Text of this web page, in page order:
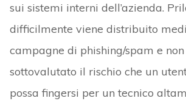
sui sistemi interni dell’azienda.
difficilmente viene distribuito
campagne di phishing/spam e
sottovalutato il rischio che un
possa fingersi per un tecnico